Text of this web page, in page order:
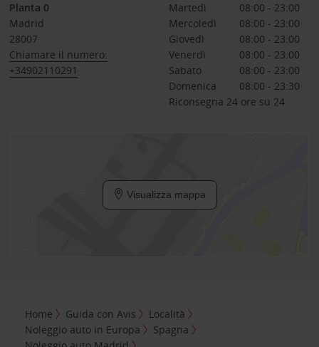
Planta 0
Madrid
28007
Chiamare il numero:
+34902110291
Martedì
08:00 - 23:00
Mercoledì
08:00 - 23:00
Giovedì
08:00 - 23:00
Venerdì
08:00 - 23:00
Sabato
08:00 - 23:00
Domenica
08:00 - 23:30
Riconsegna 24 ore su 24
Visualizza mappa
Home Guida con Avis
Località
Noleggio auto in Europa
Spagna